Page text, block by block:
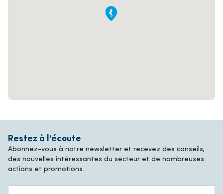
Restez à l'écoute
Abonnez-vous à notre newsletter et recevez des conseils,
des nouvelles intéressantes du secteur et de nombreuses
actions et promotions.